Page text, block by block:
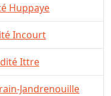
Huppaye
Incourt
Ittre
Jandrenouille